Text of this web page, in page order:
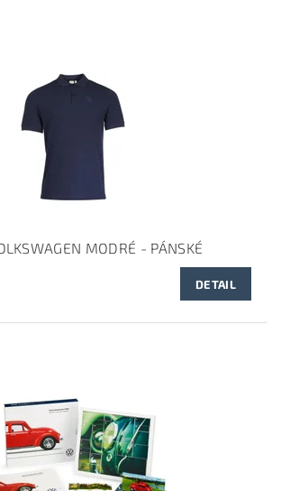
MODRÉ - PÁNSKÉ
DETAIL